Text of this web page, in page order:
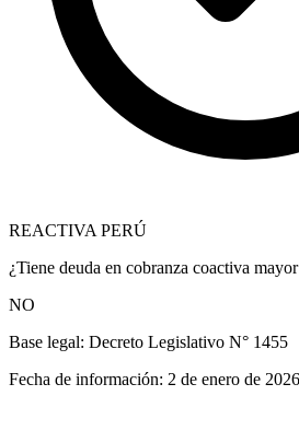
REACTIVA PERÚ
¿Tiene deuda en cobranza coactiva
NO
Base legal: Decreto Legislativo N° 1455
Fecha de información: 2 de enero de 2026